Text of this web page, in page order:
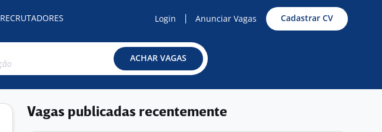
RECRUTADORES Login Anunciar Vagas Cadastrar CV
ACHAR VAGAS
Vagas publicadas recentemente